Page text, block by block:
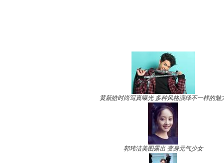
黄新皓时尚写真曝光 多种风格演绎不一样的魅
郭玮洁美图露出 变身元气少女